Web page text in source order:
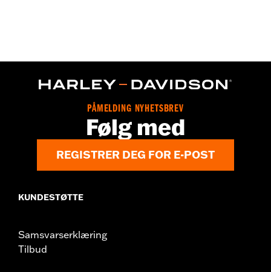
PÅMELDING NYHETSBREV
Følg med
REGISTRER DEG FOR E-POST
KUNDESTØTTE
Samsvarserklæring
Tilbud